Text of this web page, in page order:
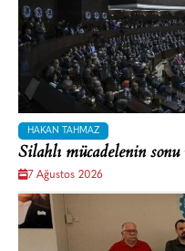
HAKAN TAHMAZ
Silahlı mücadelenin
7 Ağustos 2026